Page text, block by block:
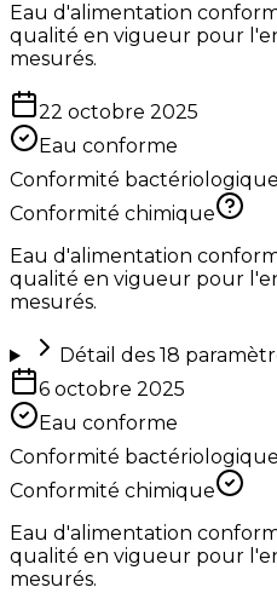
Eau d'alimentation
qualité en vigueur pour
mesurés.
22 octobre 2025
Eau conforme
Conformité bactériologique
Conformité chimique
Eau d'alimentation
qualité en vigueur pour
mesurés.
Détail des 18
6 octobre 2025
Eau conforme
Conformité bactériologique
Conformité chimique
Eau d'alimentation
qualité en vigueur pour
mesurés.